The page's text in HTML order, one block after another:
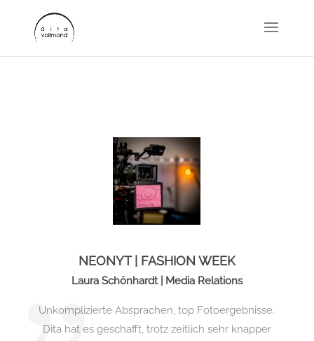
NEONYT | FASHION WEEK
Laura Schönhardt | Media Relations
Unkomplizierte Absprachen, top Fotoergebnisse.
Dita hat es geschafft, trotz zeitlich sehr knapper